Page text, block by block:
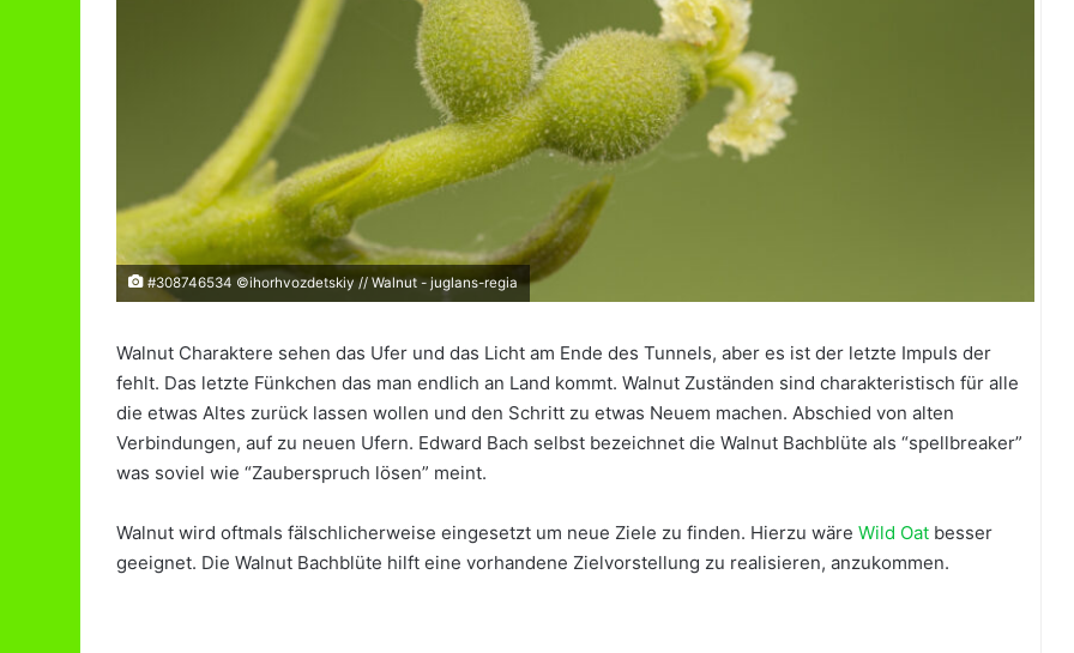
#308746534 ©ihorhvozdetskiy // Walnut - juglans-regia
Walnut Charaktere sehen das Ufer und das Licht am Ende des Tunnels, aber es ist der letzte Impuls der
fehlt. Das letzte Fünkchen das man endlich an Land kommt. Walnut Zuständen sind charakteristisch für alle
die etwas Altes zurück lassen wollen und den Schritt zu etwas Neuem machen. Abschied von alten
Verbindungen, auf zu neuen Ufern. Edward Bach selbst bezeichnet die Walnut Bachblüte als “spellbreaker”
was soviel wie “Zauberspruch lösen” meint.
Walnut wird oftmals fälschlicherweise eingesetzt um neue Ziele zu finden. Hierzu wäre Wild Oat besser
geeignet. Die Walnut Bachblüte hilft eine vorhandene Zielvorstellung zu realisieren, anzukommen.